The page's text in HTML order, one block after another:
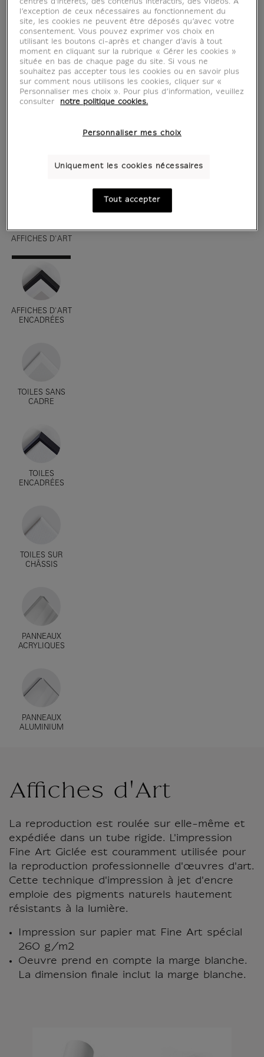
AFFICHES D'ART
AFFICHES D'ART
ENCADRÉES
TOILES SANS
CADRE
TOILES
ENCADRÉES
TOILES SUR
CHÂSSIS
PANNEAUX
ACRYLIQUES
PANNEAUX
ALUMINIUM
Affiches d'Art
La reproduction est roulée sur elle-même et
expédiée dans un tube rigide. L'impression
Fine Art Giclée est couramment utilisée pour
la reproduction professionnelle d'œuvres d'art.
Cette technique d'impression à jet d'encre
emploie des pigments naturels hautement
résistants à la lumière.
Impression sur papier mat Fine Art spécial
260 g/m2
Oeuvre prend en compte la marge blanche.
La dimension finale inclut la marge blanche.
centres d'intérêts, des contenus interactifs, des vidéos. A
l’exception de ceux nécessaires au fonctionnement du
site, les cookies ne peuvent être déposés qu’avec votre
consentement. Vous pouvez exprimer vos choix en
utilisant les boutons ci-après et changer d’avis à tout
moment en cliquant sur la rubrique « Gérer les cookies »
située en bas de chaque page du site. Si vous ne
souhaitez pas accepter tous les cookies ou en savoir plus
sur comment nous utilisons les cookies, cliquer sur «
Personnaliser mes choix ». Pour plus d’information, veuillez
consulter
notre politique cookies.
Personnaliser mes choix
Uniquement les cookies nécessaires
Tout accepter